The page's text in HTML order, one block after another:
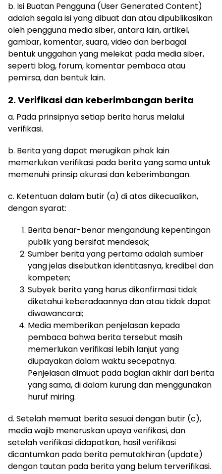
b. Isi Buatan Pengguna (User Generated Content)
adalah segala isi yang dibuat dan atau dipublikasikan
oleh pengguna media siber, antara lain, artikel,
gambar, komentar, suara, video dan berbagai
bentuk unggahan yang melekat pada media siber,
seperti blog, forum, komentar pembaca atau
pemirsa, dan bentuk lain.
2. Verifikasi dan keberimbangan berita
a. Pada prinsipnya setiap berita harus melalui
verifikasi.
b. Berita yang dapat merugikan pihak lain
memerlukan verifikasi pada berita yang sama untuk
memenuhi prinsip akurasi dan keberimbangan.
c. Ketentuan dalam butir (a) di atas dikecualikan,
dengan syarat:
Berita benar-benar mengandung kepentingan
publik yang bersifat mendesak;
Sumber berita yang pertama adalah sumber
yang jelas disebutkan identitasnya, kredibel dan
kompeten;
Subyek berita yang harus dikonfirmasi tidak
diketahui keberadaannya dan atau tidak dapat
diwawancarai;
Media memberikan penjelasan kepada
pembaca bahwa berita tersebut masih
memerlukan verifikasi lebih lanjut yang
diupayakan dalam waktu secepatnya.
Penjelasan dimuat pada bagian akhir dari berita
yang sama, di dalam kurung dan menggunakan
huruf miring.
d. Setelah memuat berita sesuai dengan butir (c),
media wajib meneruskan upaya verifikasi, dan
setelah verifikasi didapatkan, hasil verifikasi
dicantumkan pada berita pemutakhiran (update)
dengan tautan pada berita yang belum terverifikasi.